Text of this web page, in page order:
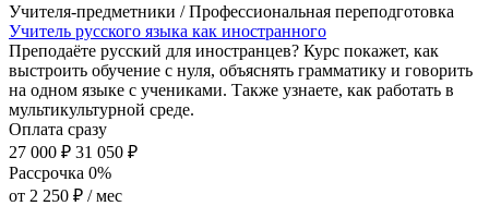
Учителя-предметники / Профессиональная переподготовка
Учитель русского языка как иностранного
Преподаёте русский для иностранцев? Курс покажет, как
выстроить обучение с нуля, объяснять грамматику и говорить
на одном языке с учениками. Также узнаете, как работать в
мультикультурной среде.
Оплата сразу
27 000 ₽ 31 050 ₽
Рассрочка 0%
от 2 250 ₽ / мес